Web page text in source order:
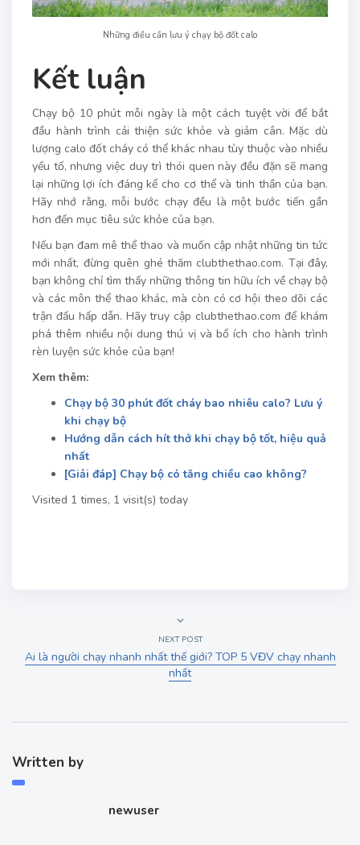
Những điều cần lưu ý chạy bộ đốt calo
Kết luận
Chạy bộ 10 phút mỗi ngày là một cách tuyệt vời để bắt
đầu hành trình cải thiện sức khỏe và giảm cân. Mặc dù
lượng calo đốt cháy có thể khác nhau tùy thuộc vào nhiều
yếu tố, nhưng việc duy trì thói quen này đều đặn sẽ mang
lại những lợi ích đáng kể cho cơ thể và tinh thần của bạn.
Hãy nhớ rằng, mỗi bước chạy đều là một bước tiến gần
hơn đến mục tiêu sức khỏe của bạn.
Nếu bạn đam mê thể thao và muốn cập nhật những tin tức
mới nhất, đừng quên ghé thăm clubthethao.com. Tại đây,
bạn không chỉ tìm thấy những thông tin hữu ích về chạy bộ
và các môn thể thao khác, mà còn có cơ hội theo dõi các
trận đấu hấp dẫn. Hãy truy cập clubthethao.comđể khám
phá thêm nhiều nội dung thú vị và bổ ích cho hành trình
rèn luyện sức khỏe của bạn!
Xem thêm:
Chạy bộ 30 phút đốt cháy bao nhiêu calo? Lưu ý
khi chạy bộ
Hướng dẫn cách hít thở khi chạy bộ tốt, hiệu quả
nhất
[Giải đáp] Chạy bộ có tăng chiều cao không?
Visited 1 times, 1 visit(s) today
NEXT POST
Ai là người chạy nhanh nhất thế giới? TOP 5 VĐV chạy nhanh
nhất
Written by
newuser